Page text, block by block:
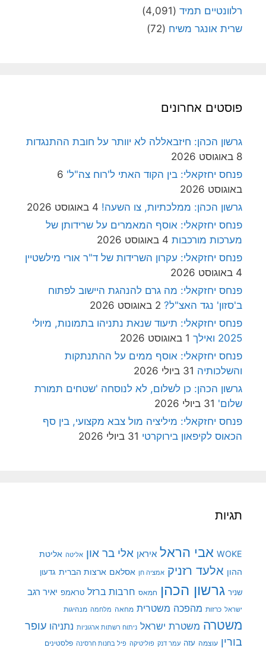
רלוונטיים תמיד (4,091)
שרית אונגר משיח (72)
פוסטים אחרונים
גרשון הכהן: חיזבאללה לא יוותר על חובת ההתנגדות
8 באוגוסט 2026
פנחס יחזקאלי: בין הקוד האתי ל'רוח צה"ל' 6
באוגוסט 2026
גרשון הכהן: ממלכתיות, צו השעה! 4 באוגוסט 2026
פנחס יחזקאלי: אוסף המאמרים על שרידותן של
מערכות מורכבות 4 באוגוסט 2026
פנחס יחזקאלי: עקרון השרידות של ד"ר אורי מילשטיין
4 באוגוסט 2026
פנחס יחזקאלי: מה גרם להנהגת היישוב לפתוח
ב'סזון' נגד האצ"ל? 2 באוגוסט 2026
פנחס יחזקאלי: תיעוד שנאת נתניהו בתמונות, מיולי
2025 ואילך
1 באוגוסט 2026
פנחס יחזקאלי: אוסף ממים על ההתנתקות
והשלכותיה 31 ביולי 2026
גרשון הכהן: כן לשלום, לא לנוסחה 'שטחים תמורת
שלום' 31 ביולי 2026
פנחס יחזקאלי: מיליציה מול צבא מקצועי, בין סף
הכאוס לקיפאון בירוקרטי 31 ביולי 2026
תגיות
WOKE אבי הראל איראן אלי בר און אליטה אליטת
ההון אלעד רזניק אמציה חן אסלאם ארצות הברית גדעון
שניר גרשון הכהן חמאס חרבות ברזל טראמפ יאיר רגב
ישראל כרזות מהפכה משטרית מחאה מלחמה מנהיגות
משטרה משטרת ישראל ניתוח רשתות ארגוניות נתניהו עופר
בורין עוצמה עזה עמר דנק פוליטיקה פיל בחנות חרסינה פלסטינים